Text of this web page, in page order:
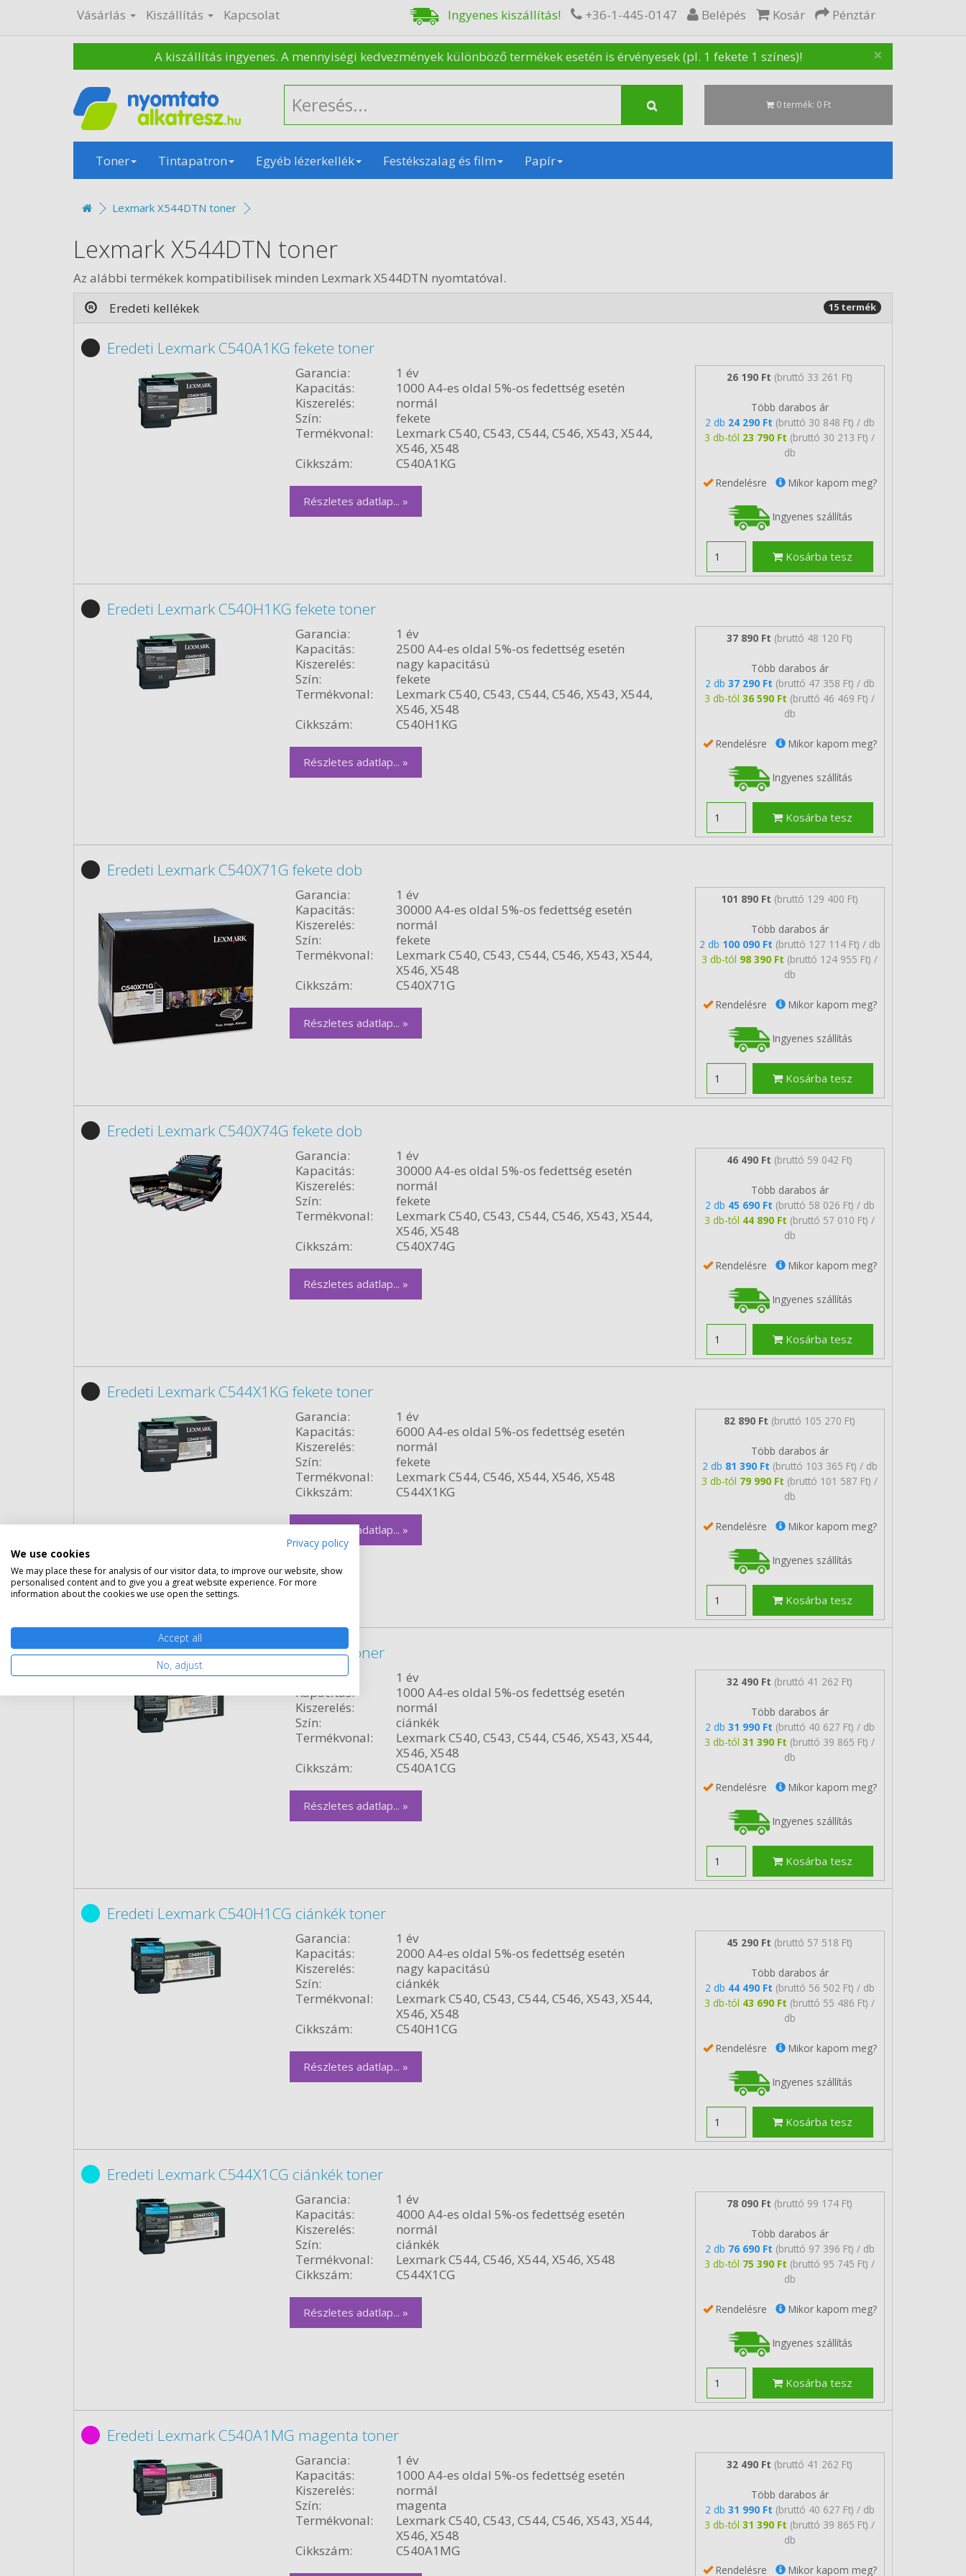
Vásárlás Kiszállítás Kapcsolat Ingyenes kiszállítás! +36-1-445-0147 Belépés Kosár Pénztár
×
A kiszállítás ingyenes. A mennyiségi kedvezmények különböző termékek esetén is érvényesek (pl. 1 fekete 1 színes)!
0 termék: 0 Ft
Toner Tintapatron Egyéb lézerkellék Festékszalag és film Papír
Lexmark X544DTN toner
Lexmark X544DTN toner
Az alábbi termékek kompatibilisek minden Lexmark X544DTN nyomtatóval.
Eredeti kellékek
15 termék
Eredeti Lexmark C540A1KG fekete toner
Garancia:
1 év
Kapacitás:
1000 A4-es oldal 5%-os fedettség esetén
Kiszerelés:
normál
Szín:
fekete
Termékvonal:
Lexmark C540, C543, C544, C546, X543, X544,
X546, X548
Cikkszám:
C540A1KG
Részletes adatlap... »
26 190 Ft (bruttó 33 261 Ft)
Több darabos ár
2 db 24 290 Ft (bruttó 30 848 Ft) / db
3 db-tól 23 790 Ft (bruttó 30 213 Ft) /
db
Rendelésre Mikor kapom meg?
Ingyenes szállítás
Kosárba tesz
Eredeti Lexmark C540H1KG fekete toner
Garancia:
1 év
Kapacitás:
2500 A4-es oldal 5%-os fedettség esetén
Kiszerelés:
nagy kapacitású
Szín:
fekete
Termékvonal:
Lexmark C540, C543, C544, C546, X543, X544,
X546, X548
Cikkszám:
C540H1KG
Részletes adatlap... »
37 890 Ft (bruttó 48 120 Ft)
Több darabos ár
2 db 37 290 Ft (bruttó 47 358 Ft) / db
3 db-tól36 590 Ft (bruttó 46 469 Ft) /
db
Rendelésre Mikor kapom meg?
Ingyenes szállítás
Kosárba tesz
Eredeti Lexmark C540X71G fekete dob
Garancia:
1 év
Kapacitás:
30000 A4-es oldal 5%-os fedettség esetén
Kiszerelés:
normál
Szín:
fekete
Termékvonal:
Lexmark C540, C543, C544, C546, X543, X544,
X546, X548
Cikkszám:
C540X71G
Részletes adatlap... »
101 890 Ft (bruttó 129 400 Ft)
Több darabos ár
2 db 100 090 Ft (bruttó 127 114 Ft) / db
3 db-tól 98 390 Ft (bruttó 124 955 Ft) /
db
Rendelésre Mikor kapom meg?
Ingyenes szállítás
Kosárba tesz
Eredeti Lexmark C540X74G fekete dob
Garancia:
1 év
Kapacitás:
30000 A4-es oldal 5%-os fedettség esetén
Kiszerelés:
normál
Szín:
fekete
Termékvonal:
Lexmark C540, C543, C544, C546, X543, X544,
X546, X548
Cikkszám:
C540X74G
Részletes adatlap... »
46 490 Ft (bruttó 59 042 Ft)
Több darabos ár
2 db 45 690 Ft (bruttó 58 026 Ft) / db
3 db-tól 44 890 Ft (bruttó 57 010 Ft) /
db
Rendelésre Mikor kapom meg?
Ingyenes szállítás
Kosárba tesz
Eredeti Lexmark C544X1KG fekete toner
Garancia:
1 év
Kapacitás:
6000 A4-es oldal 5%-os fedettség esetén
Kiszerelés:
normál
Szín:
fekete
Termékvonal:
Lexmark C544, C546, X544, X546, X548
Cikkszám:
C544X1KG
Részletes adatlap... »
82 890 Ft (bruttó 105 270 Ft)
Több darabos ár
2 db 81 390 Ft (bruttó 103 365 Ft) / db
3 db-tól 79 990 Ft (bruttó 101 587 Ft) /
db
Rendelésre Mikor kapom meg?
Ingyenes szállítás
Kosárba tesz
Eredeti Lexmark C540A1CG ciánkék toner
Garancia:
1 év
Kapacitás:
1000 A4-es oldal 5%-os fedettség esetén
Kiszerelés:
normál
Szín:
ciánkék
Termékvonal:
Lexmark C540, C543, C544, C546, X543, X544,
X546, X548
Cikkszám:
C540A1CG
Részletes adatlap... »
32 490 Ft (bruttó 41 262 Ft)
Több darabos ár
2 db 31 990 Ft (bruttó 40 627 Ft) / db
3 db-tól31 390 Ft (bruttó 39 865 Ft) /
db
Rendelésre Mikor kapom meg?
Ingyenes szállítás
Kosárba tesz
Eredeti Lexmark C540H1CG ciánkék toner
Garancia:
1 év
Kapacitás:
2000 A4-es oldal 5%-os fedettség esetén
Kiszerelés:
nagy kapacitású
Szín:
ciánkék
Termékvonal:
Lexmark C540, C543, C544, C546, X543, X544,
X546, X548
Cikkszám:
C540H1CG
Részletes adatlap... »
45 290 Ft (bruttó 57 518 Ft)
Több darabos ár
2 db 44 490 Ft (bruttó 56 502 Ft) / db
3 db-tól 43 690 Ft (bruttó 55 486 Ft) /
db
Rendelésre Mikor kapom meg?
Ingyenes szállítás
Kosárba tesz
Eredeti Lexmark C544X1CG ciánkék toner
Garancia:
1 év
Kapacitás:
4000 A4-es oldal 5%-os fedettség esetén
Kiszerelés:
normál
Szín:
ciánkék
Termékvonal:
Lexmark C544, C546, X544, X546, X548
Cikkszám:
C544X1CG
Részletes adatlap... »
78 090 Ft (bruttó 99 174 Ft)
Több darabos ár
2 db 76 690 Ft (bruttó 97 396 Ft) / db
3 db-tól 75 390 Ft (bruttó 95 745 Ft) /
db
Rendelésre Mikor kapom meg?
Ingyenes szállítás
Kosárba tesz
Eredeti Lexmark C540A1MG magenta toner
Garancia:
1 év
Kapacitás:
1000 A4-es oldal 5%-os fedettség esetén
Kiszerelés:
normál
Szín:
magenta
Termékvonal:
Lexmark C540, C543, C544, C546, X543, X544,
X546, X548
Cikkszám:
C540A1MG
32 490 Ft (bruttó 41 262 Ft)
Több darabos ár
2 db 31 990 Ft (bruttó 40 627 Ft) / db
3 db-tól31 390 Ft (bruttó 39 865 Ft) /
db
Rendelésre Mikor kapom meg?
Privacy policy
We use cookies
We may place these for analysis of our visitor data, to improve our website, show
personalised content and to give you a great website experience. For more
information about the cookies we use open the settings.
Accept all
No, adjust